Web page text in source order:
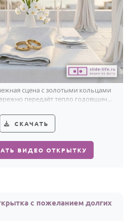
сцена с золотыми кольцами
передаёт тепло годовщины
СКАЧАТЬ
ВИДЕО ОТКРЫТКУ
с пожеланием долгих